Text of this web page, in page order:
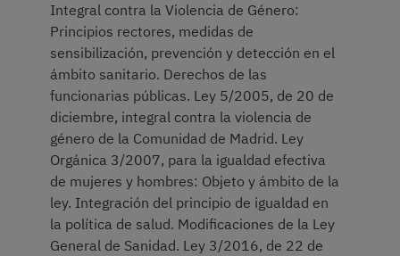
Integral contra la Violencia de Género:
Principios rectores, medidas de
sensibilización, prevención y detección en el
ámbito sanitario. Derechos de las
funcionarias públicas. Ley 5/2005, de 20 de
diciembre, integral contra la violencia de
género de la Comunidad de Madrid. Ley
Orgánica 3/2007, para la igualdad efectiva
de mujeres y hombres: Objeto y ámbito de la
ley. Integración del principio de igualdad en
la política de salud. Modificaciones de la Ley
General de Sanidad. Ley 3/2016, de 22 de